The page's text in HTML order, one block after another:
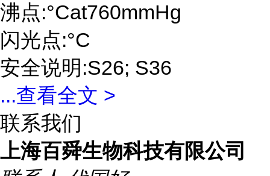
沸点:°Cat760mmHg
闪光点:°C
安全说明:S26; S36
...查看全文 >
联系我们
上海百舜生物科技有限公司